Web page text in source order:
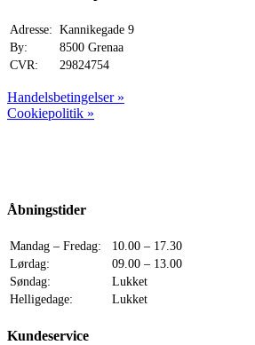
Adresse: Kannikegade 9
By:
8500 Grenaa
CVR:
29824754
Handelsbetingelser »
Cookiepolitik »
Åbningstider
Mandag – Fredag:
10.00 – 17.30
Lørdag:
09.00 – 13.00
Søndag:
Lukket
Helligedage:
Lukket
Kundeservice